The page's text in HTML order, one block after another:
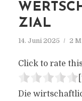
ZIAL
14. Juni 2025 2
Click to rate
Die